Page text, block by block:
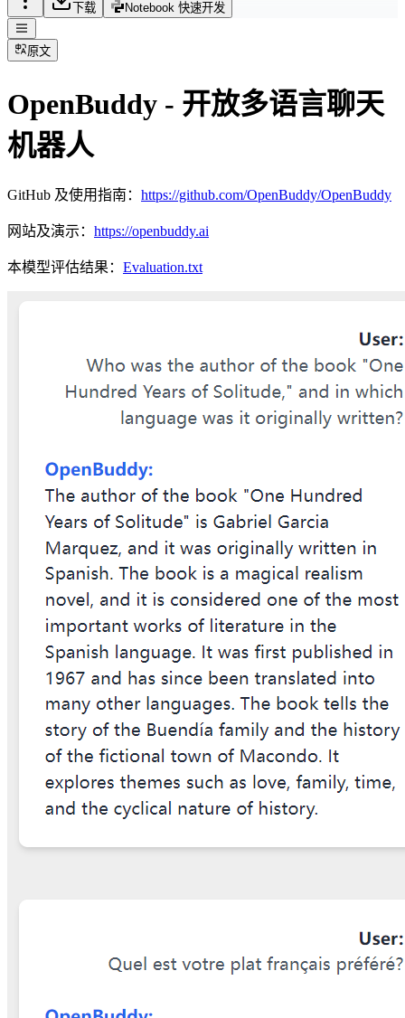
下载 Notebook 快速开发
原文
OpenBuddy - 开放多语言聊天
机器人
GitHub 及使用指南： https://github.com/OpenBuddy/OpenBuddy
网站及演示： https://openbuddy.ai
本模型评估结果： Evaluation.txt